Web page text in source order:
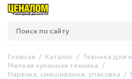
Главная Каталог
Техника для
Мелкая кухонная техника
Нарезка, смешивание, упаковка